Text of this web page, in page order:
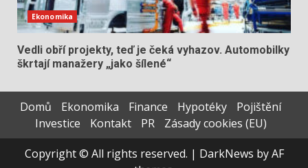
Ekonomika
Vedli obří projekty, teď je čeká vyhazov. Automobilky
škrtají manažery „jako šílené“
Domů Ekonomika Finance Hypotéky
Pojištění
Investice
Kontakt PR
Zásady cookies (EU)
Copyright © All rights reserved. | DarkNews by AF